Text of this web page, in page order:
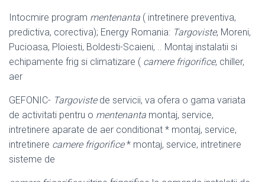
Intocmire program mentenanta ( intretinere preventiva,
predictiva, corectiva); Energy Romania: Targoviste, Moreni,
Pucioasa, Ploiesti, Boldesti-Scaieni, .. Montaj instalatii si
echipamente frig si climatizare ( camere frigorifice, chiller,
aer
GEFONIC- Targovistede servicii, va ofera o gama variata
de activitati pentru o mentenanta montaj, service,
intretinere aparate de aer conditionat * montaj, service,
intretinere camere frigorifice* montaj, service, intretinere
sisteme de